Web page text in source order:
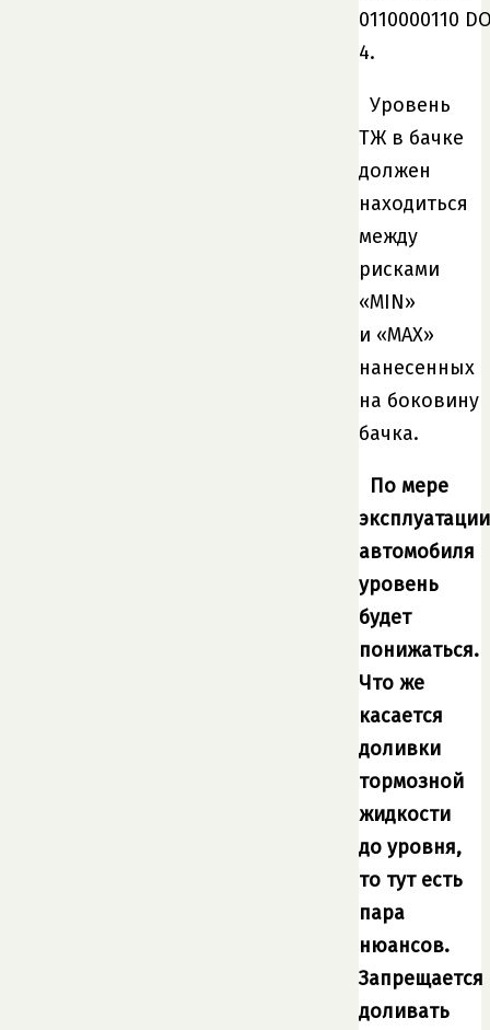
0110000110
4.
Уровень
ТЖ в бачке
должен
находиться
между
рисками
«MIN»
и «МАХ»
нанесенных
на боковину
бачка.
По мере
эксплуатации
автомобиля
уровень
будет
понижаться.
Что же
касается
доливки
тормозной
жидкости
до уровня,
то тут есть
пара
нюансов.
Запрещается
доливать